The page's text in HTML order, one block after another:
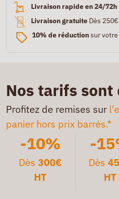
Livraison rapide en 24/72h
Livraison gratuite Dès
10% de réductionsur
Nos tarifs sont
Profitez de remises sur
panier hors prix barrés.*
-10%
Dès300€
HT
-
Dès
HT